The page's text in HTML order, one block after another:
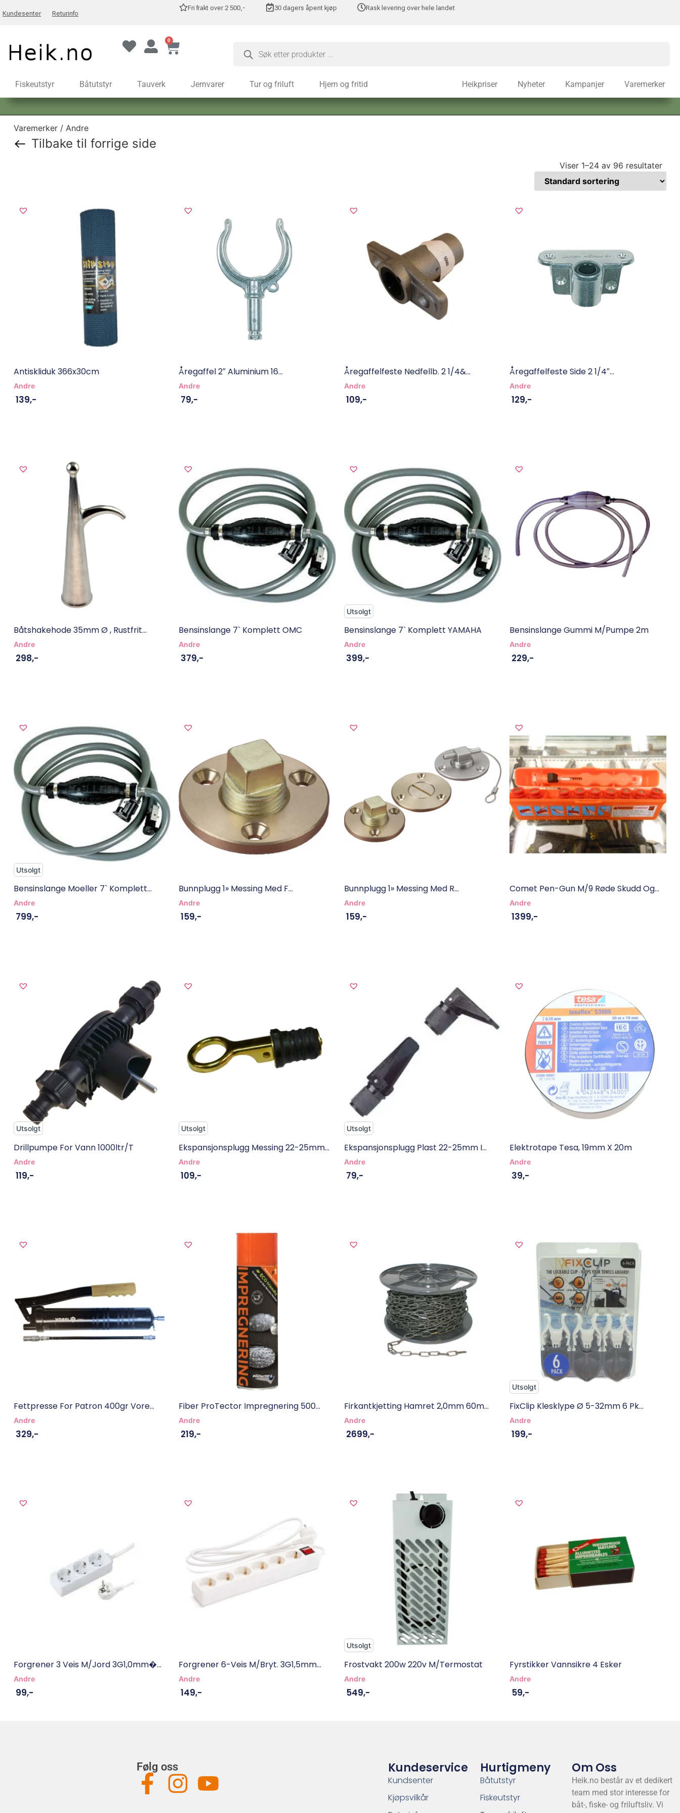
Kundesenter Returinfo
Fri frakt over 2 500,- 30 dagers åpent kjøp Rask levering over hele landet
0
Fiskeutstyr Båtutstyr Tauverk Jernvarer Tur og friluft Hjem og fritid Heikpriser Nyheter Kampanjer Varemerker
Varemerker / Andre
Tilbake til forrige side
Viser 1–24 av 96 resultater
Antiskliduk 366x30cm
Andre
139,-
Åregaffel 2″ Aluminium 16...
Andre
79,-
Åregaffelfeste Nedfellb. 2 1/4&...
Andre
109,-
Åregaffelfeste Side 2 1/4″...
Andre
129,-
Båtshakehode 35mm Ø , Rustfrit...
Andre
298,-
Bensinslange 7` Komplett OMC
Andre
379,-
Bensinslange 7` Komplett YAMAHA
Andre
399,-
Utsolgt
Bensinslange Gummi M/pumpe 2m
Andre
229,-
Bensinslange Moeller 7` Komplett...
Andre
799,-
Utsolgt
Bunnplugg 1» Messing Med F...
Andre
159,-
Bunnplugg 1» Messing Med R...
Andre
159,-
Comet Pen-Gun M/9 Røde Skudd Og...
Andre
1399,-
Drillpumpe For Vann 1000ltr/t
Andre
119,-
Utsolgt
Ekspansjonsplugg Messing 22-25mm...
Andre
109,-
Utsolgt
Ekspansjonsplugg Plast 22-25mm I...
Andre
79,-
Utsolgt
Elektrotape Tesa, 19mm X 20m
Andre
39,-
Fettpresse For Patron 400gr Vore...
Andre
329,-
Fiber ProTector Impregnering 500...
Andre
219,-
Firkantkjetting Hamret 2,0mm 60m...
Andre
2699,-
FixClip Klesklype Ø 5-32mm 6 Pk...
Andre
199,-
Utsolgt
Forgrener 3 Veis M/jord 3G1,0mm�...
Andre
99,-
Forgrener 6-Veis M/bryt. 3G1,5mm...
Andre
149,-
Frostvakt 200w 220v M/termostat
Andre
549,-
Utsolgt
Fyrstikker Vannsikre 4 Esker
Andre
59,-
Følg oss Kundeservice
Kundsenter
Kjøpsvilkår
Hurtigmeny
Båtutstyr
Fiskeutstyr
Om Oss
Heik.no består av et dedikert
team med stor interesse for
båt-, fiske- og friluftsliv. Vi